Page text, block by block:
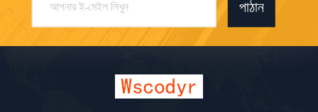
পাঠান